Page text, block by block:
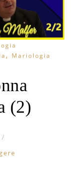
, Mariologia
(2)
/